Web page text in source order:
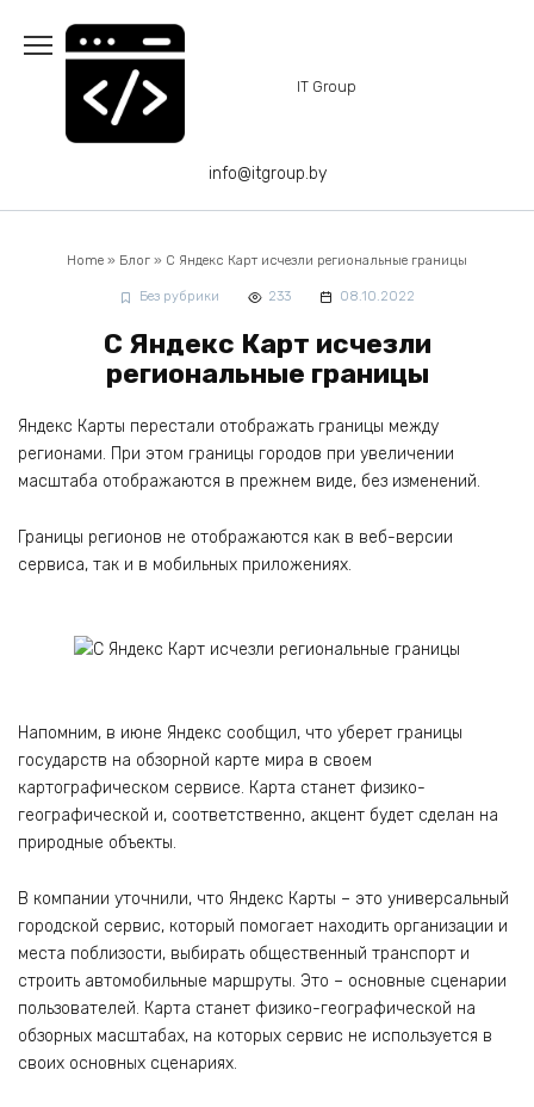
содержанию
IT Group
info@itgroup.by
Home » Блог » С Яндекс Карт исчезли региональные границы
Без рубрики 233 08.10.2022
С Яндекс Карт исчезли
региональные границы
Яндекс Карты перестали отображать границы между
регионами. При этом границы городов при увеличении
масштаба отображаются в прежнем виде, без изменений.
Границы регионов не отображаются как в веб-версии
сервиса, так и в мобильных приложениях.
Напомним, в июне Яндекс сообщил, что уберет границы
государств на обзорной карте мира в своем
картографическом сервисе. Карта станет физико-
географической и, соответственно, акцент будет сделан на
природные объекты.
В компании уточнили, что Яндекс Карты – это универсальный
городской сервис, который помогает находить организации и
места поблизости, выбирать общественный транспорт и
строить автомобильные маршруты. Это – основные сценарии
пользователей. Карта станет физико-географической на
обзорных масштабах, на которых сервис не используется в
своих основных сценариях.